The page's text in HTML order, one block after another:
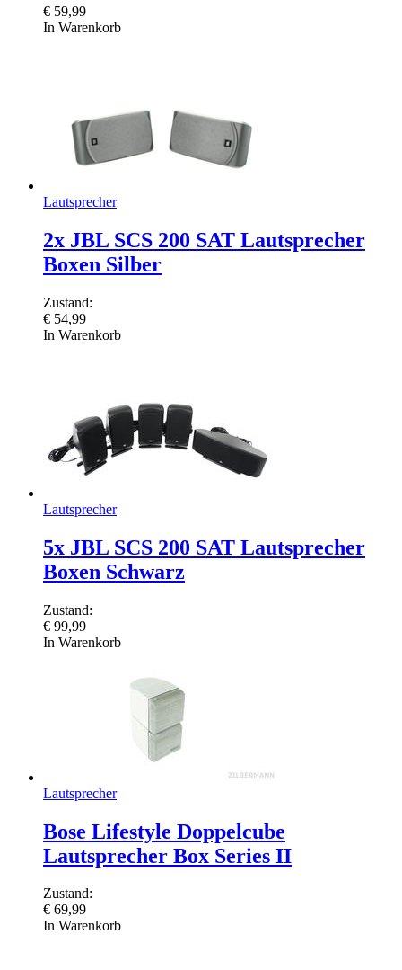
€ 59,99
In Warenkorb
Lautsprecher
2x JBL SCS 200 SAT Lautsprecher
Boxen Silber
Zustand:
€ 54,99
In Warenkorb
Lautsprecher
5x JBL SCS 200 SAT Lautsprecher
Boxen Schwarz
Zustand:
€ 99,99
In Warenkorb
Lautsprecher
Bose Lifestyle Doppelcube
Lautsprecher Box Series II
Zustand:
€ 69,99
In Warenkorb